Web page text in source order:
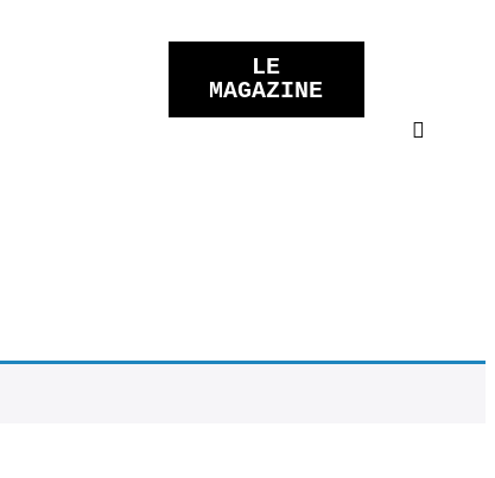
LE
MAGAZINE